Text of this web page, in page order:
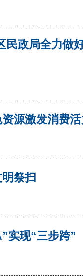
民政局全力做
资源激发消费
祭扫
实现“三步跨”